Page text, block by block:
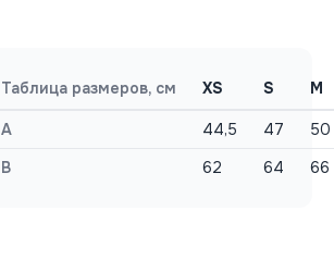
Таблица размеров, см XS S M
A 44,5 47
50
B
62 64 66